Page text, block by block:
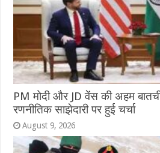
PM मोदी और JD वेंस की अहम
रणनीतिक साझेदारी पर हुई चर्चा
August 9, 2026